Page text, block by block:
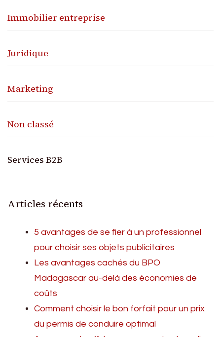
Immobilier entreprise
Juridique
Marketing
Non classé
Services B2B
Articles récents
5 avantages de se fier à un professionnel
pour choisir ses objets publicitaires
Les avantages cachés du BPO
Madagascar au-delà des économies de
coûts
Comment choisir le bon forfait pour un prix
du permis de conduire optimal